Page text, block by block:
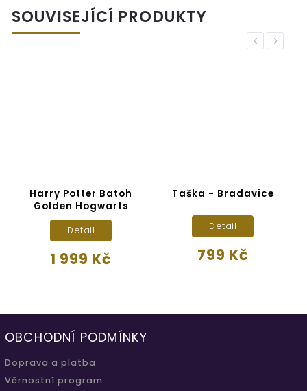
SOUVISEJÍCÍ PRODUKTY
Previous
Harry Potter Batoh
Golden Hogwarts
1 999 Kč
Detail
Taška - Bradavice
799 Kč
Detail
Next
OBCHODNÍ PODMÍNKY
Doprava a platba
Věrnostní program